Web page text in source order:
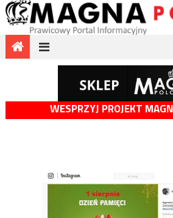
WESPRZYJ PROJEKT